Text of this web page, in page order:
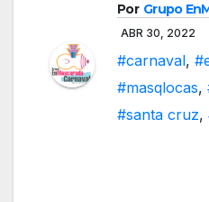
Por Grupo
ABR 30, 2022
#carnaval,
#masqlocas,
#santa cruz,